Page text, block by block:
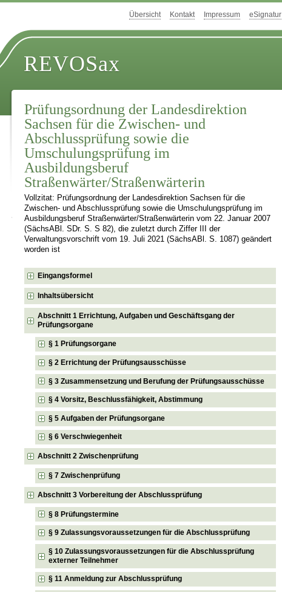
Übersicht Kontakt Impressum eSignatur
REVOSax
Prüfungsordnung der Landesdirektion
Sachsen für die Zwischen- und
Abschlussprüfung sowie die
Umschulungsprüfung im
Ausbildungsberuf
Straßenwärter/Straßenwärterin
Vollzitat: Prüfungsordnung der Landesdirektion Sachsen für die
Zwischen- und Abschlussprüfung sowie die Umschulungsprüfung im
Ausbildungsberuf Straßenwärter/Straßenwärterin vom 22. Januar 2007
(SächsABl. SDr. S. S 82), die zuletzt durch Ziffer III der
Verwaltungsvorschrift vom 19. Juli 2021 (SächsABl. S. 1087) geändert
worden ist
Eingangsformel
Inhaltsübersicht
Abschnitt 1 Errichtung, Aufgaben und Geschäftsgang der
Prüfungsorgane
§ 1 Prüfungsorgane
§ 2 Errichtung der Prüfungsausschüsse
§ 3 Zusammensetzung und Berufung der Prüfungsausschüsse
§ 4 Vorsitz, Beschlussfähigkeit, Abstimmung
§ 5 Aufgaben der Prüfungsorgane
§ 6 Verschwiegenheit
Abschnitt 2 Zwischenprüfung
§ 7 Zwischenprüfung
Abschnitt 3 Vorbereitung der Abschlussprüfung
§ 8 Prüfungstermine
§ 9 Zulassungsvoraussetzungen für die Abschlussprüfung
§ 10 Zulassungsvoraussetzungen für die Abschlussprüfung
externer Teilnehmer
§ 11 Anmeldung zur Abschlussprüfung